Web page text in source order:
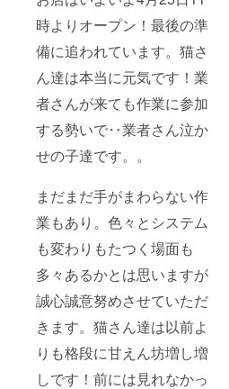
時よりオープン！最後の準
備に追われています。猫さ
ん達は本当に元気です！業
者さんが来ても作業に参加
する勢いで‥業者さん泣か
せの子達です。。
まだまだ手がまわらない作
業もあり。色々とシステム
も変わりもたつく場面も
多々あるかとは思いますが
誠心誠意努めさせていただ
きます。猫さん達は以前よ
りも格段に甘えん坊増し増
しです！前には見れなかっ